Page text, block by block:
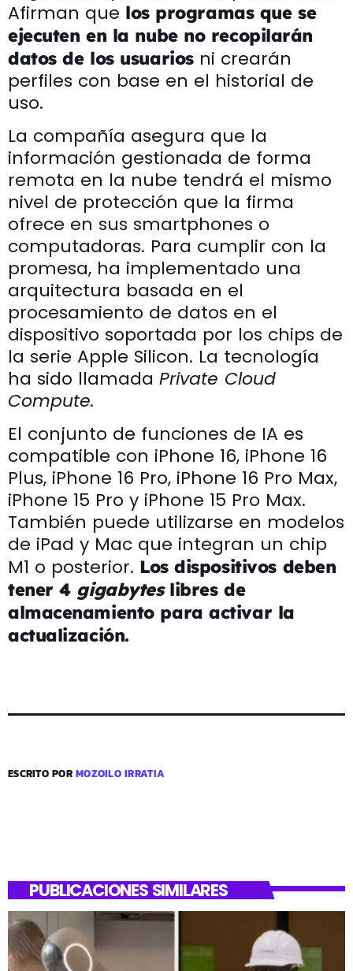
Afirman que los programas que se
ejecuten en la nube no recopilarán
datos de los usuariosni crearán
perfiles con base en el historial de
uso.
La compañía asegura que la
información gestionada de forma
remota en la nube tendrá el mismo
nivel de protección que la firma
ofrece en sus smartphones o
computadoras. Para cumplir con la
promesa, ha implementado una
arquitectura basada en el
procesamiento de datos en el
dispositivo soportada por los chips de
la serie Apple Silicon. La tecnología
ha sido llamada Private Cloud
Compute.
El conjunto de funciones de IA es
compatible con iPhone 16, iPhone 16
Plus, iPhone 16 Pro, iPhone 16 Pro Max,
iPhone 15 Pro y iPhone 15 Pro Max.
También puede utilizarse en modelos
de iPad y Mac que integran un chip
M1 o posterior. Los dispositivos deben
tener 4 gigabyteslibres de
almacenamiento para activar la
actualización.
ESCRITO PORMOZOILO IRRATIA
PUBLICACIONES SIMILARES